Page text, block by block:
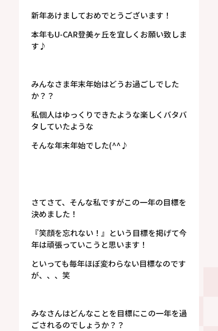
新年あけましておめでとうございます！
本年もU-CAR登美ヶ丘を宜しくお願い致しま
す♪
みんなさま年末年始はどうお過ごしでした
か？？
私個人はゆっくりできたような楽しくバタバ
タしていたような
そんな年末年始でした(^^♪
さてさて、そんな私ですがこの一年の目標を
決めました！
『笑顔を忘れない！』という目標を掲げて今
年は頑張っていこうと思います！
といっても毎年ほぼ変わらない目標なのです
が、、、笑
みなさんはどんなことを目標にこの一年を過
ごされるのでしょうか？？